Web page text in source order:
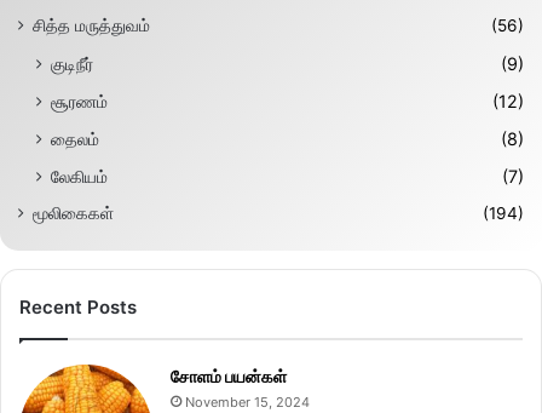
சித்த மருத்துவம்
(56)
குடிநீர்
(9)
சூரணம்
(12)
தைலம்
(8)
லேகியம்
(7)
மூலிகைகள் (194)
Recent Posts
சோளம் பயன்கள்
November 15, 2024